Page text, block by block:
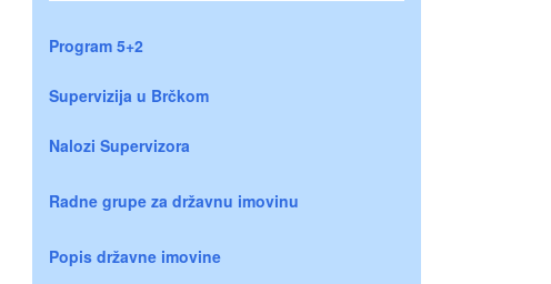
Program 5+2
Supervizija u Brčkom
Nalozi Supervizora
Radne grupe za državnu imovinu
Popis državne imovine